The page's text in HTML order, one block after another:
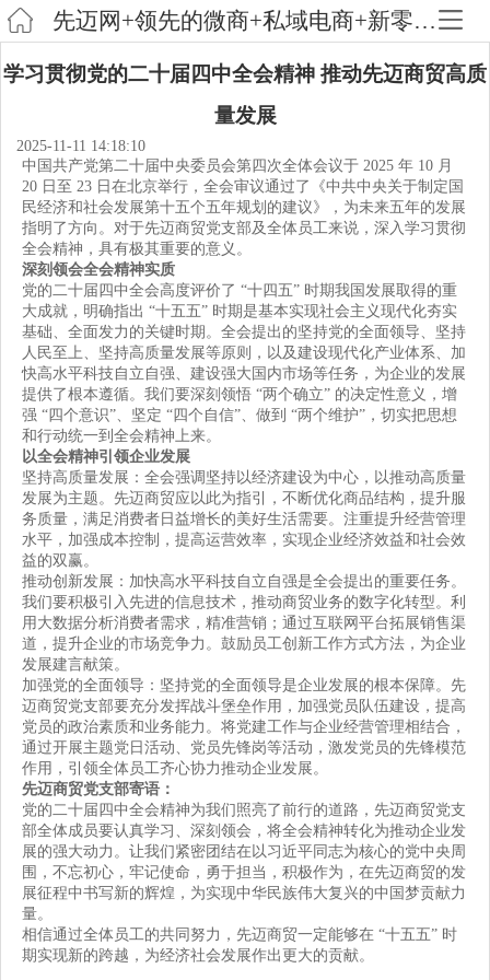
先迈网+领先的微商+私域电商+新零售为一体的新型创业平台
学习贯彻党的二十届四中全会精神 推动先迈商贸高质
量发展
2025-11-11 14:18:10
中国共产党第二十届中央委员会第四次全体会议于 2025 年 10 月
20 日至 23 日在北京举行，全会审议通过了《中共中央关于制定国
民经济和社会发展第十五个五年规划的建议》，为未来五年的发展
指明了方向。对于先迈商贸党支部及全体员工来说，深入学习贯彻
全会精神，具有极其重要的意义。
深刻领会全会精神实质
党的二十届四中全会高度评价了 “十四五” 时期我国发展取得的重
大成就，明确指出 “十五五” 时期是基本实现社会主义现代化夯实
基础、全面发力的关键时期。全会提出的坚持党的全面领导、坚持
人民至上、坚持高质量发展等原则，以及建设现代化产业体系、加
快高水平科技自立自强、建设强大国内市场等任务，为企业的发展
提供了根本遵循。我们要深刻领悟 “两个确立” 的决定性意义，增
强 “四个意识”、坚定 “四个自信”、做到 “两个维护”，切实把思想
和行动统一到全会精神上来。
以全会精神引领企业发展
坚持高质量发展：全会强调坚持以经济建设为中心，以推动高质量
发展为主题。先迈商贸应以此为指引，不断优化商品结构，提升服
务质量，满足消费者日益增长的美好生活需要。注重提升经营管理
水平，加强成本控制，提高运营效率，实现企业经济效益和社会效
益的双赢。
推动创新发展：加快高水平科技自立自强是全会提出的重要任务。
我们要积极引入先进的信息技术，推动商贸业务的数字化转型。利
用大数据分析消费者需求，精准营销；通过互联网平台拓展销售渠
道，提升企业的市场竞争力。鼓励员工创新工作方式方法，为企业
发展建言献策。
加强党的全面领导：坚持党的全面领导是企业发展的根本保障。先
迈商贸党支部要充分发挥战斗堡垒作用，加强党员队伍建设，提高
党员的政治素质和业务能力。将党建工作与企业经营管理相结合，
通过开展主题党日活动、党员先锋岗等活动，激发党员的先锋模范
作用，引领全体员工齐心协力推动企业发展。
先迈商贸党支部寄语：
党的二十届四中全会精神为我们照亮了前行的道路，先迈商贸党支
部全体成员要认真学习、深刻领会，将全会精神转化为推动企业发
展的强大动力。让我们紧密团结在以习近平同志为核心的党中央周
围，不忘初心，牢记使命，勇于担当，积极作为，在先迈商贸的发
展征程中书写新的辉煌，为实现中华民族伟大复兴的中国梦贡献力
量。
相信通过全体员工的共同努力，先迈商贸一定能够在 “十五五” 时
期实现新的跨越，为经济社会发展作出更大的贡献。